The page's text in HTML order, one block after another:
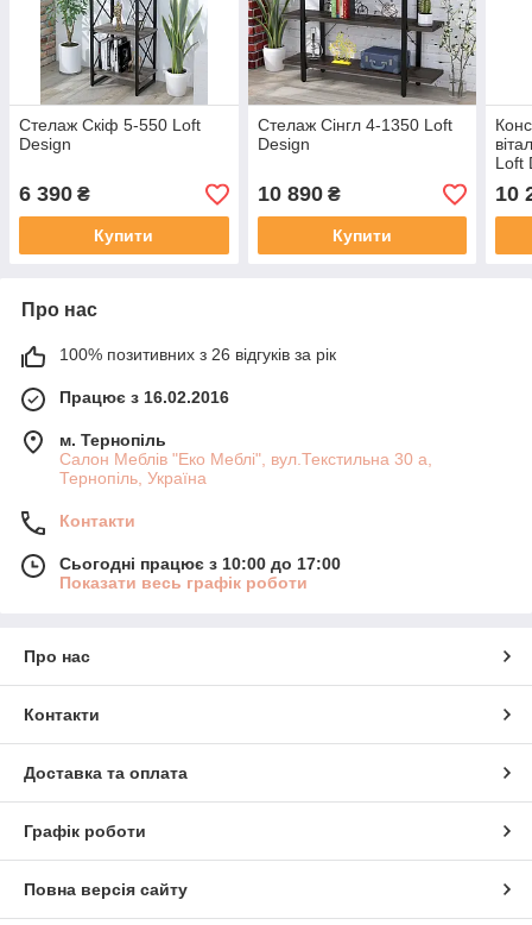
Стелаж Скіф 5-550 Loft
Design
6 390 ₴
Купити
Стелаж Сінгл 4-1350 Loft
Design
10 890₴
Купити
Loft
10
Про нас
100% позитивних з 26 відгуків за рік
Працює з 16.02.2016
м. Тернопіль
Салон Меблів "Еко Меблі", вул.Текстильна 30 а,
Тернопіль, Україна
Контакти
Сьогодні працює з 10:00 до 17:00
Показати весь графік роботи
Про нас
Контакти
Доставка та оплата
Графік роботи
Повна версія сайту